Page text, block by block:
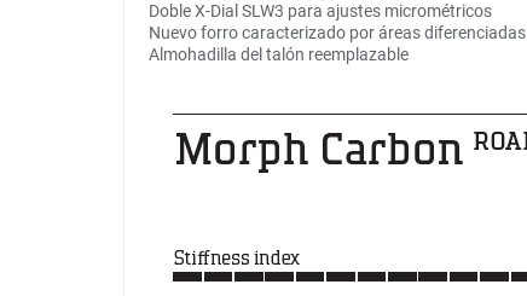
Doble X-Dial SLW3 para ajustes micrométricos
Nuevo forro caracterizado por áreas diferenciadas
Almohadilla del talón reemplazable